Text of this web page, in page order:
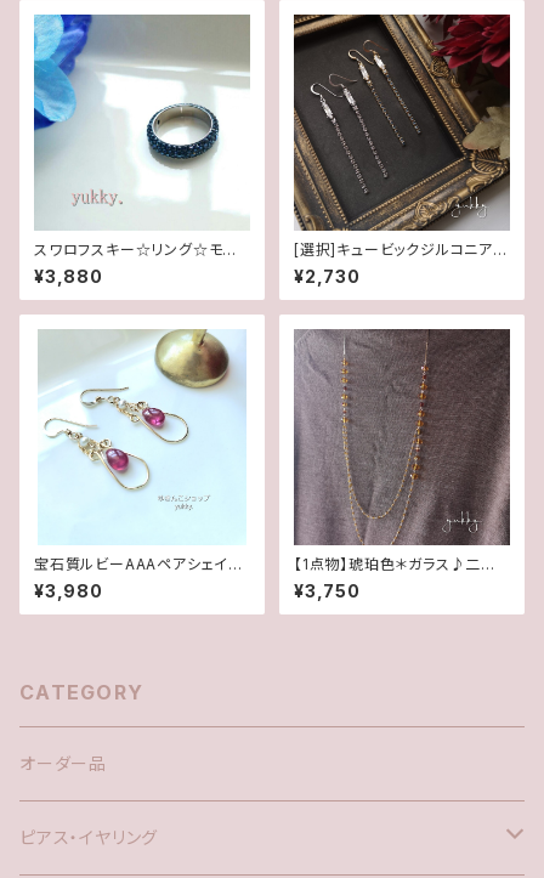
スワロフスキー☆リング☆モンタ
ナ(11.5号)
¥3,880
[選択]キュービックジルコニア&
スワロフスキー(1ペア)✽ライン1
4kgf/SFピアス/イヤリング
¥2,730
宝石質ルビーAAAペアシェイプ
✽淡水パール14kgfデザインピ
アス/イヤリング
¥3,980
【1点物】琥珀色＊ガラス♪二連
ロングネックレス
¥3,750
CATEGORY
オーダー品
ピアス・イヤリング